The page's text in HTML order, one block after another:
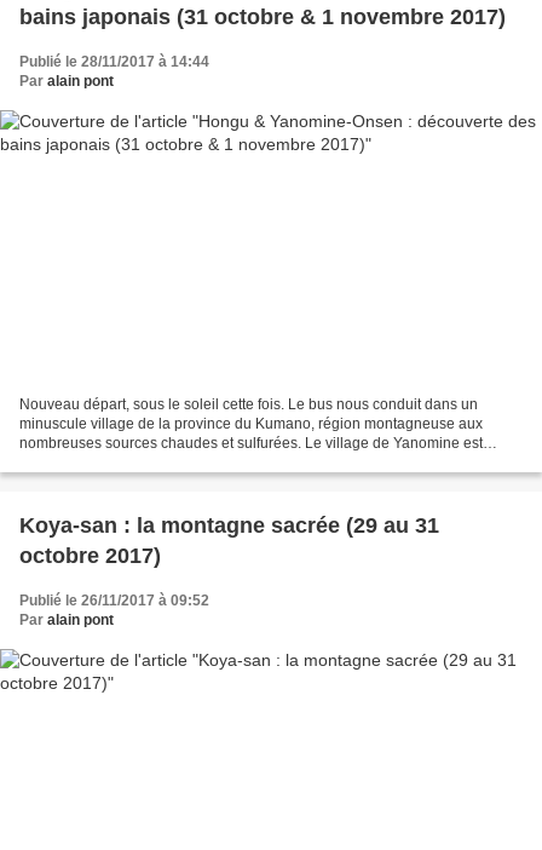
bains japonais (31 octobre & 1 novembre 2017)
Publié le 28/11/2017 à 14:44
Par alain pont
Nouveau départ, sous le soleil cette fois. Le bus nous conduit dans un
minuscule village de la province du Kumano, région montagneuse aux
nombreuses sources chaudes et sulfurées. Le village de Yanomine est
Koya-san : la montagne sacrée (29 au 31
octobre 2017)
Publié le 26/11/2017 à 09:52
Par alain pont